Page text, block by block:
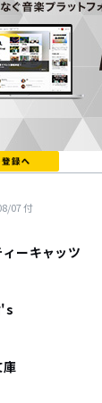
07付
ーキャッツ
庫